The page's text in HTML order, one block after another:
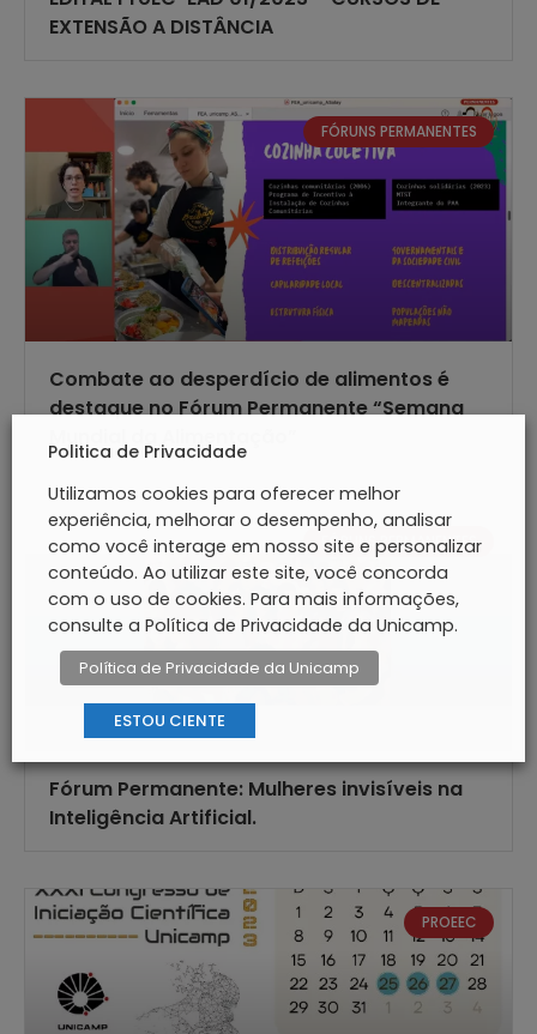
EXTENSÃO A DISTÂNCIA
FÓRUNS PERMANENTES
Combate ao desperdício de alimentos é
destaque no Fórum Permanente “Semana
FÓRUNS PERMANENTES
Fórum Permanente: Mulheres invisíveis na
Inteligência Artificial.
PROEEC
Politica de Privacidade
Utilizamos cookies para oferecer melhor
experiência, melhorar o desempenho, analisar
como você interage em nosso site e personalizar
conteúdo. Ao utilizar este site, você concorda
com o uso de cookies. Para mais informações,
consulte a Política de Privacidade da Unicamp.
Política de Privacidade da Unicamp
ESTOU CIENTE